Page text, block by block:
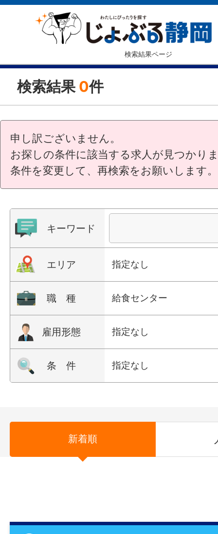
検索結果ページ
検索結果 0件
申し訳ございません。
お探しの条件に該当する求人が見つかり
条件を変更して、再検索をお願いします。
キーワード
エリア 指定なし
職 種 給食センター
雇用形態 指定なし
条 件 指定なし
新着順